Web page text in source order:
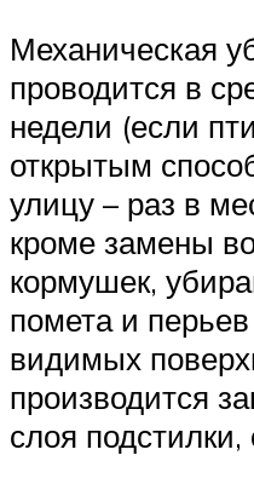
Механическая
проводится в
недели (если
открытым
улицу – раз в
кроме замены
кормушек,
помета и
видимых
производится
слоя подстилки,